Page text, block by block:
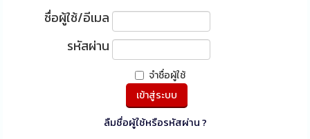
ชื่อผู้ใช้/อีเมล
รหัสผ่าน
จำชื่อผู้ใช้
ลืมชื่อผู้ใช้หรือรหัสผ่าน ?